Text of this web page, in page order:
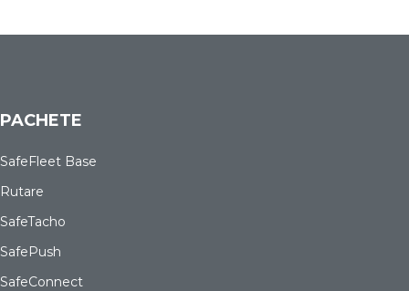
PACHETE
SafeFleet Base
Rutare
SafeTacho
SafePush
SafeConnect